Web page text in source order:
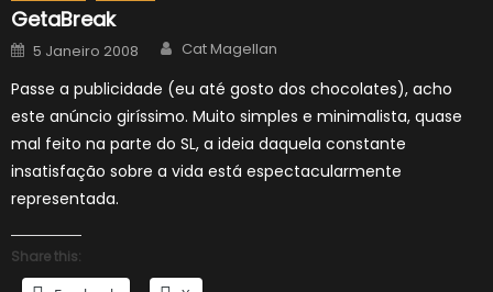
GetaBreak
Posted
on
5 Janeiro 2008 Author
Cat Magellan
Passe a publicidade (eu até gosto dos chocolates), acho
este anúncio giríssimo. Muito simples e minimalista, quase
mal feito na parte do SL, a ideia daquela constante
insatisfação sobre a vida está espectacularmente
representada.
Share this: